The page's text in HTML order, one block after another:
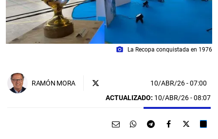
photo_camera La Recopa conquistada en 1976
RAMÓN MORA 10/ABR/26- 07:00
ACTUALIZADO: 10/ABR/26 - 08:07